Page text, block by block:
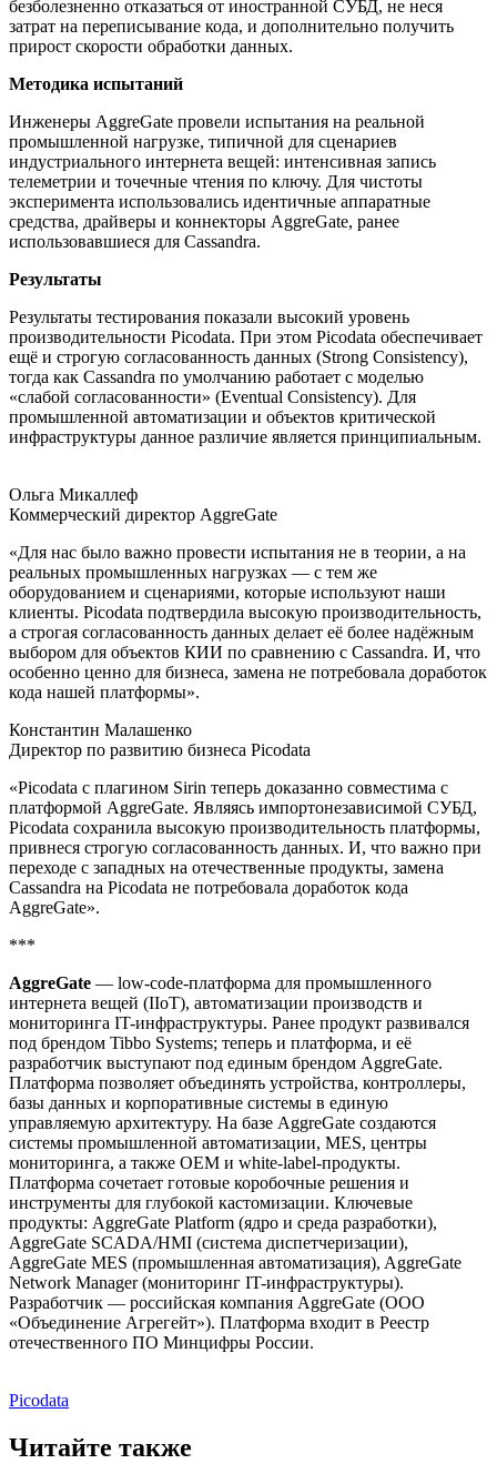
безболезненно отказаться от иностранной СУБД, не неся
затрат на переписывание кода, и дополнительно получить
прирост скорости обработки данных.
Методика испытаний
Инженеры AggreGate провели испытания на реальной
промышленной нагрузке, типичной для сценариев
индустриального интернета вещей: интенсивная запись
телеметрии и точечные чтения по ключу. Для чистоты
эксперимента использовались идентичные аппаратные
средства, драйверы и коннекторы AggreGate, ранее
использовавшиеся для Cassandra.
Результаты
Результаты тестирования показали высокий уровень
производительности Picodata. При этом Picodata обеспечивает
ещё и строгую согласованность данных (Strong Consistency),
тогда как Cassandra по умолчанию работает с моделью
«слабой согласованности» (Eventual Consistency). Для
промышленной автоматизации и объектов критической
инфраструктуры данное различие является принципиальным.
Ольга Микаллеф
Коммерческий директор AggreGate
«Для нас было важно провести испытания не в теории, а на
реальных промышленных нагрузках — с тем же
оборудованием и сценариями, которые используют наши
клиенты. Picodata подтвердила высокую производительность,
а строгая согласованность данных делает её более надёжным
выбором для объектов КИИ по сравнению с Cassandra. И, что
особенно ценно для бизнеса, замена не потребовала доработок
кода нашей платформы».
Константин Малашенко
Директор по развитию бизнеса Picodata
«Picodata с плагином Sirin теперь доказанно совместима с
платформой AggreGate. Являясь импортонезависимой СУБД,
Picodata сохранила высокую производительность платформы,
привнеся строгую согласованность данных. И, что важно при
переходе с западных на отечественные продукты, замена
Cassandra на Picodata не потребовала доработок кода
AggreGate».
***
AggreGate — low-code-платформа для промышленного
интернета вещей (IIoT), автоматизации производств и
мониторинга IT-инфраструктуры. Ранее продукт развивался
под брендом Tibbo Systems; теперь и платформа, и её
разработчик выступают под единым брендом AggreGate.
Платформа позволяет объединять устройства, контроллеры,
базы данных и корпоративные системы в единую
управляемую архитектуру. На базе AggreGate создаются
системы промышленной автоматизации, MES, центры
мониторинга, а также OEM и white-label-продукты.
Платформа сочетает готовые коробочные решения и
инструменты для глубокой кастомизации. Ключевые
продукты: AggreGate Platform (ядро и среда разработки),
AggreGate SCADA/HMI (система диспетчеризации),
AggreGate MES (промышленная автоматизация), AggreGate
Network Manager (мониторинг IT-инфраструктуры).
Разработчик — российская компания AggreGate (ООО
«Объединение Агрегейт»). Платформа входит в Реестр
отечественного ПО Минцифры России.
Picodata
Читайте также